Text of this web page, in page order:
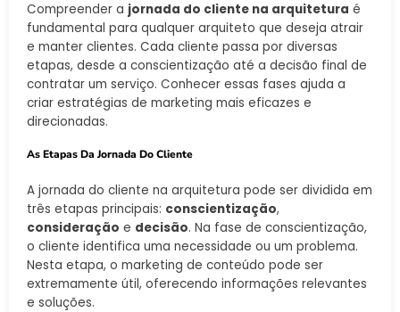
Compreender a jornada do cliente na arquitetura é
fundamental para qualquer arquiteto que deseja atrair
e manter clientes. Cada cliente passa por diversas
etapas, desde a conscientização até a decisão final de
contratar um serviço. Conhecer essas fases ajuda a
criar estratégias de marketing mais eficazes e
direcionadas.
As Etapas Da Jornada Do Cliente
A jornada do cliente na arquitetura pode ser dividida em
três etapas principais: conscientização,
consideração e decisão. Na fase de conscientização,
o cliente identifica uma necessidade ou um problema.
Nesta etapa, o marketing de conteúdo pode ser
extremamente útil, oferecendo informações relevantes
e soluções.